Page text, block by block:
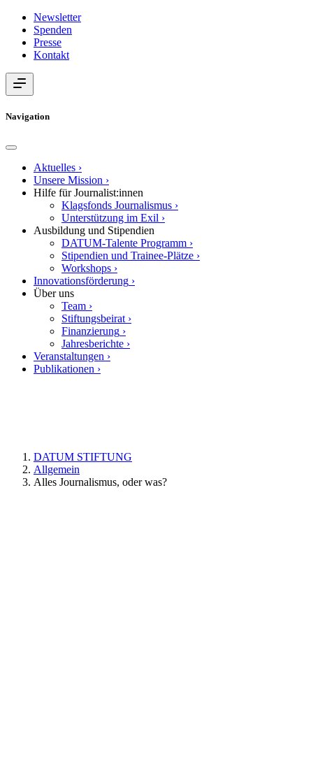
Newsletter
Spenden
Presse
Kontakt
Navigation
Aktuelles ›
Unsere Mission ›
Hilfe für Journalist:innen
Klagsfonds Journalismus ›
Unterstützung im Exil ›
Ausbildung und Stipendien
DATUM-Talente Programm ›
Stipendien und Trainee-Plätze ›
Workshops ›
Innovationsförderung ›
Über uns
Team ›
Stiftungsbeirat ›
Finanzierung ›
Jahresberichte ›
Veranstaltungen ›
Publikationen ›
DATUM STIFTUNG
Allgemein
Alles Journalismus, oder was?